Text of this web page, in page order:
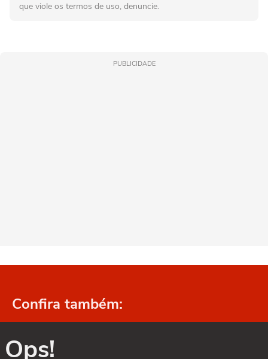
que viole os termos de uso, denuncie.
PUBLICIDADE
Confira também:
Ops!